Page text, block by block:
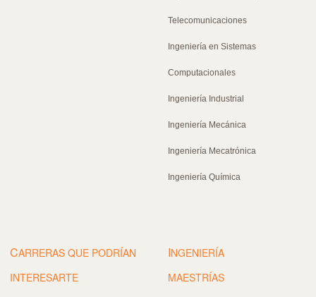
Telecomunicaciones
Ingeniería en Sistemas
Computacionales
Ingeniería Industrial
Ingeniería Mecánica
Ingeniería Mecatrónica
Ingeniería Química
CARRERAS QUE PODRÍAN
INTERESARTE
INGENIERÍA
MAESTRÍAS